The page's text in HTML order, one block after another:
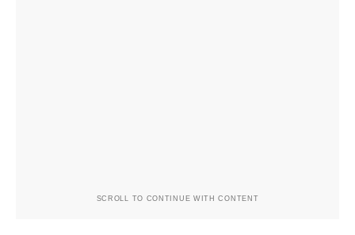
SCROLL TO CONTINUE WITH CONTENT